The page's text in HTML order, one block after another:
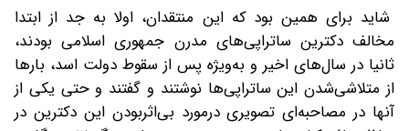
شاید برای همین بود که این منتقدان، اولا به جد از ابتدا
مخالف دکترین ساتراپی‌های مدرن جمهوری اسلامی بودند،
ثانیا در سال‌های اخیر و به‌ویژه پس از سقوط دولت اسد، بارها
از متلاشی‌شدن این ساتراپی‌ها نوشتند و گفتند و حتی یکی از
آنها در مصاحبه‌ای تصویری درمورد بی‌اثربودن این دکترین در